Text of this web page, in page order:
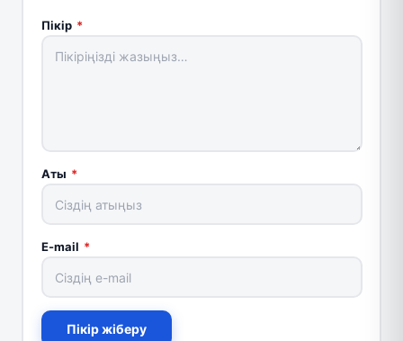
Пікір *
Аты *
E-mail *
Пікір жіберу